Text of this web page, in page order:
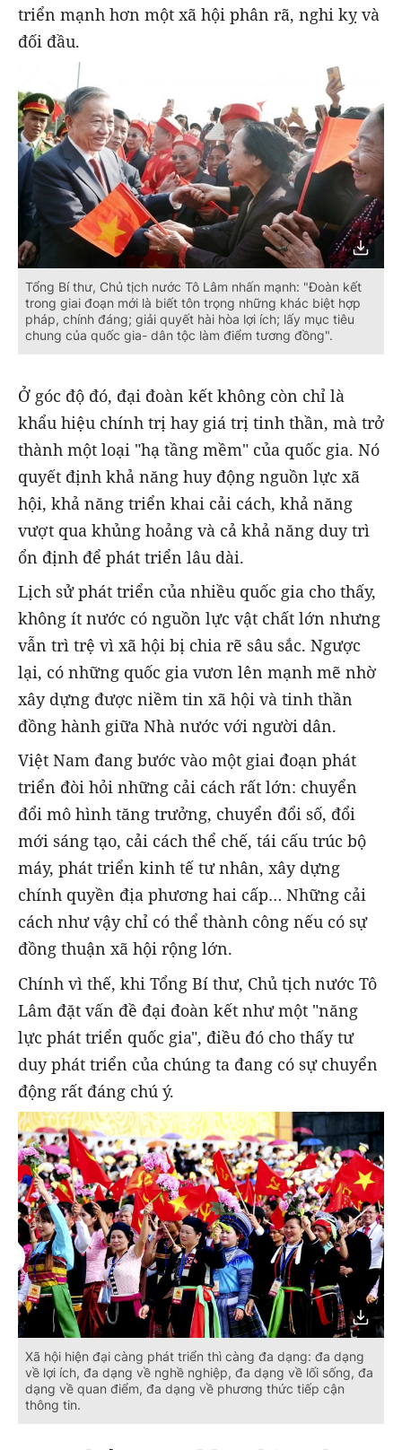
triển mạnh hơn một xã hội phân rã, nghi kỵ và
đối đầu.
Tổng Bí thư, Chủ tịch nước Tô Lâm nhấn mạnh: "Đoàn kết
trong giai đoạn mới là biết tôn trọng những khác biệt hợp
pháp, chính đáng; giải quyết hài hòa lợi ích; lấy mục tiêu
chung của quốc gia- dân tộc làm điểm tương đồng".
Ở góc độ đó, đại đoàn kết không còn chỉ là
khẩu hiệu chính trị hay giá trị tinh thần, mà trở
thành một loại "hạ tầng mềm" của quốc gia. Nó
quyết định khả năng huy động nguồn lực xã
hội, khả năng triển khai cải cách, khả năng
vượt qua khủng hoảng và cả khả năng duy trì
ổn định để phát triển lâu dài.
Lịch sử phát triển của nhiều quốc gia cho thấy,
không ít nước có nguồn lực vật chất lớn nhưng
vẫn trì trệ vì xã hội bị chia rẽ sâu sắc. Ngược
lại, có những quốc gia vươn lên mạnh mẽ nhờ
xây dựng được niềm tin xã hội và tinh thần
đồng hành giữa Nhà nước với người dân.
Việt Nam đang bước vào một giai đoạn phát
triển đòi hỏi những cải cách rất lớn: chuyển
đổi mô hình tăng trưởng, chuyển đổi số, đổi
mới sáng tạo, cải cách thể chế, tái cấu trúc bộ
máy, phát triển kinh tế tư nhân, xây dựng
chính quyền địa phương hai cấp… Những cải
cách như vậy chỉ có thể thành công nếu có sự
đồng thuận xã hội rộng lớn.
Chính vì thế, khi Tổng Bí thư, Chủ tịch nước Tô
Lâm đặt vấn đề đại đoàn kết như một "năng
lực phát triển quốc gia", điều đó cho thấy tư
duy phát triển của chúng ta đang có sự chuyển
động rất đáng chú ý.
Xã hội hiện đại càng phát triển thì càng đa dạng: đa dạng
về lợi ích, đa dạng về nghề nghiệp, đa dạng về lối sống, đa
dạng về quan điểm, đa dạng về phương thức tiếp cận
thông tin.